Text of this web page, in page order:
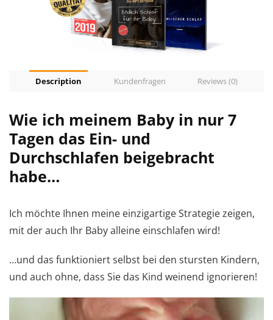
Description Kundenfragen Reviews (0)
Wie ich meinem Baby in nur 7
Tagen das Ein- und
Durchschlafen beigebracht
habe…
Ich möchte Ihnen meine einzigartige Strategie zeigen,
mit der auch Ihr Baby alleine einschlafen wird!
…und das funktioniert selbst bei den stursten Kindern,
und auch ohne, dass Sie das Kind weinend ignorieren!